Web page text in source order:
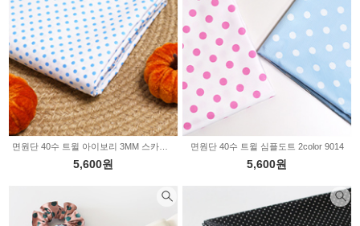
5,600원
면원단 40수 트윌 심플도트 2color 9014
5,600원